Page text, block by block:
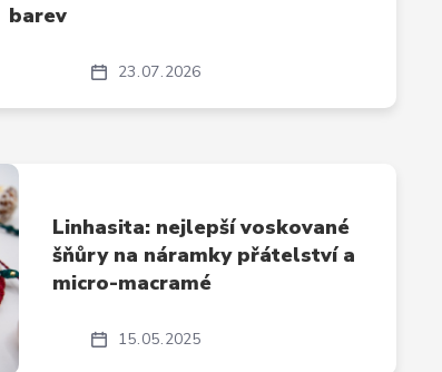
23 07 2026
barev
15 05 2025
Linhasita: nejlepší voskované
šňůry na náramky přátelství a
micro-macramé